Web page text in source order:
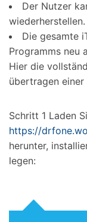
Der Nutzer
wiederherstellen.
Die gesamte
Programms neu
Hier die
übertragen
Schritt 1 Laden
https://
herunter,
legen: